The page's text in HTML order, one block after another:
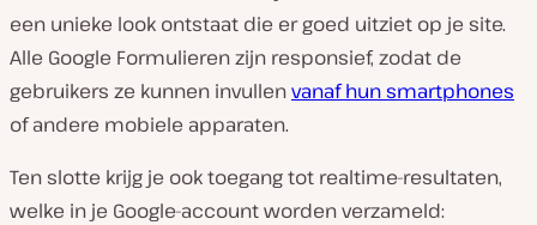
een unieke look ontstaat die er goed uitziet op je site.
Alle Google Formulieren zijn responsief, zodat de
gebruikers ze kunnen invullenvanaf hun smartphones
of andere mobiele apparaten.
Ten slotte krijg je ook toegang tot realtime-resultaten,
welke in je Google-account worden verzameld: